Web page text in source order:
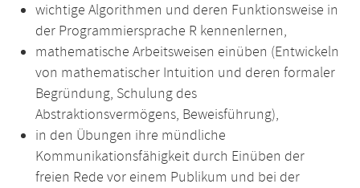
wichtige Algorithmen und deren Funktionsweise in
der Programmiersprache R kennenlernen,
mathematische Arbeitsweisen einüben (Entwickeln
von mathematischer Intuition und deren formaler
Begründung, Schulung des
Abstraktionsvermögens, Beweisführung),
in den Übungen ihre mündliche
Kommunikationsfähigkeit durch Einüben der
freien Rede vor einem Publikum und bei der